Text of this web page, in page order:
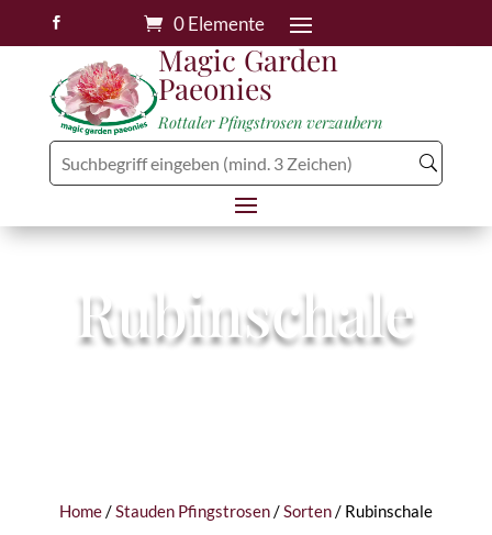
 0 Elemente
Magic Garden
Paeonies
Rottaler Pfingstrosen verzaubern
Rubinschale
Home/Stauden Pfingstrosen/Sorten/ Rubinschale